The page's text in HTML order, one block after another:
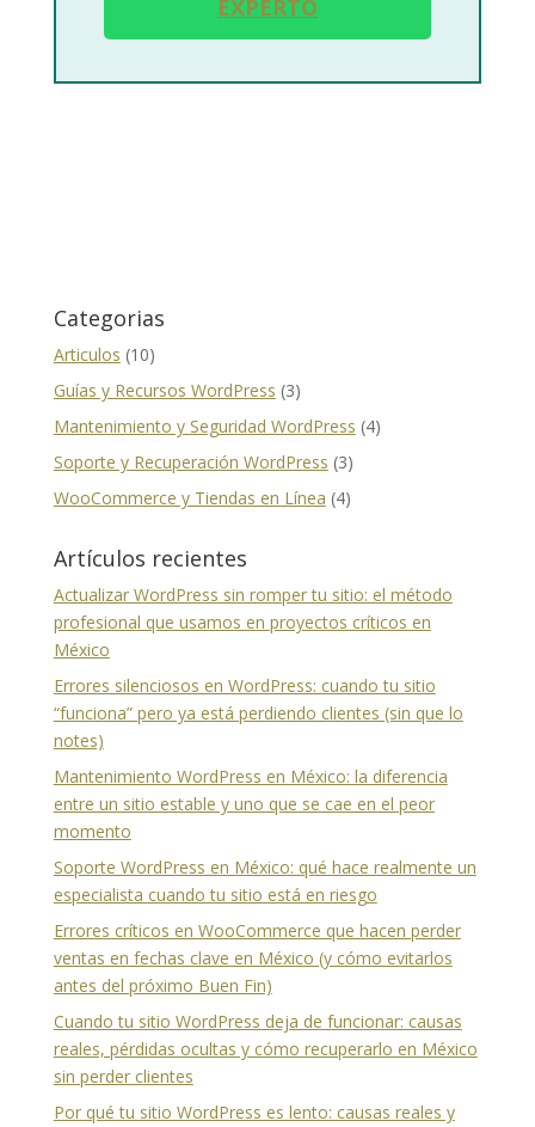
EXPERTO
Categorias
Articulos (10)
Guías y Recursos WordPress (3)
Mantenimiento y Seguridad WordPress (4)
Soporte y Recuperación WordPress (3)
WooCommerce y Tiendas en Línea (4)
Artículos recientes
Actualizar WordPress sin romper tu sitio: el método
profesional que usamos en proyectos críticos en
México
Errores silenciosos en WordPress: cuando tu sitio
“funciona” pero ya está perdiendo clientes (sin que lo
notes)
Mantenimiento WordPress en México: la diferencia
entre un sitio estable y uno que se cae en el peor
momento
Soporte WordPress en México: qué hace realmente un
especialista cuando tu sitio está en riesgo
Errores críticos en WooCommerce que hacen perder
ventas en fechas clave en México (y cómo evitarlos
antes del próximo Buen Fin)
Cuando tu sitio WordPress deja de funcionar: causas
reales, pérdidas ocultas y cómo recuperarlo en México
sin perder clientes
Por qué tu sitio WordPress es lento: causas reales y